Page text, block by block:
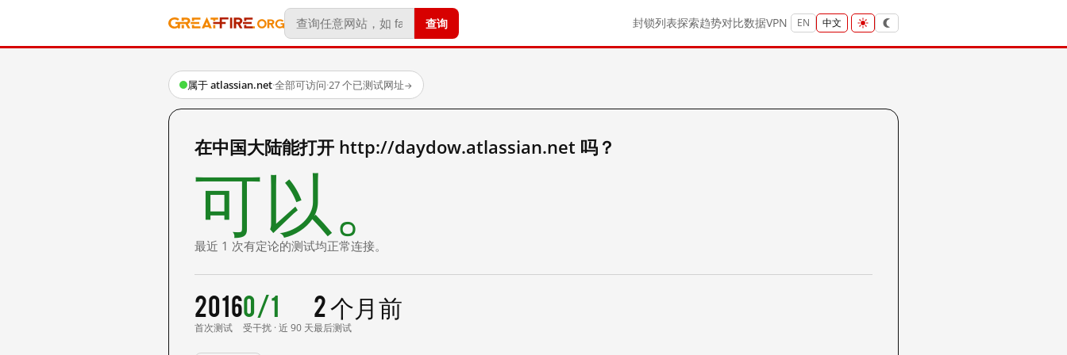
查询 封锁列表探索趋势对比数据VPN EN 中文
属于 atlassian.net·全部可访问·27 个已测试网址→
在中国大陆能打开 http://daydow.atlassian.net 吗？
可以。
最近 1 次有定论的测试均正常连接。
2016
首次测试
0/1
受干扰 · 近 90 天
2 个月前
最后测试